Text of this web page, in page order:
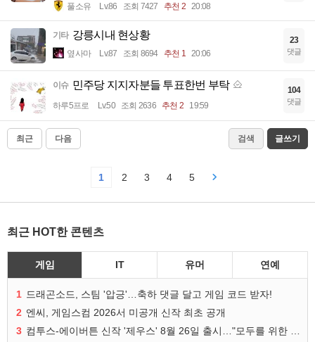
풀소유 Lv.86 조회 7427 추천 2 20:08
기타 강릉시내 현상황
옆사마 Lv.87 조회 8694 추천 1 20:06
23
댓글
이슈 민주당 지지자분들 투표한번 부탁
하루5프로 Lv.50 조회 2636 추천 2 19:59
104
댓글
최근 다음 검색 글쓰기
1 2 3 4 5
최근 HOT한 콘텐츠
게임 IT 유머 연예
1 드래곤소드, 스팀 '압긍'…축하 댓글 달고 게임 코드 받자!
2 엔씨, 게임스컴 2026서 미공개 신작 최초 공개
3